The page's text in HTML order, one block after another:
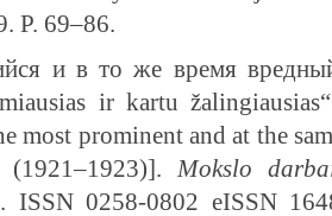
P. 69–86.
и в то же время
ir kartu
most prominent and at the
Mokslo
. ISSN 0258-0802 eISSN